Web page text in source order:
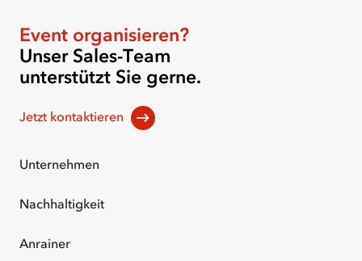
Event organisieren?
Unser Sales-Team
unterstützt Sie gerne.
Jetzt kontaktieren
Unternehmen
Nachhaltigkeit
Anrainer